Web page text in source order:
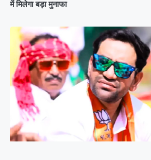
में मिलेगा बड़ा मुनाफा